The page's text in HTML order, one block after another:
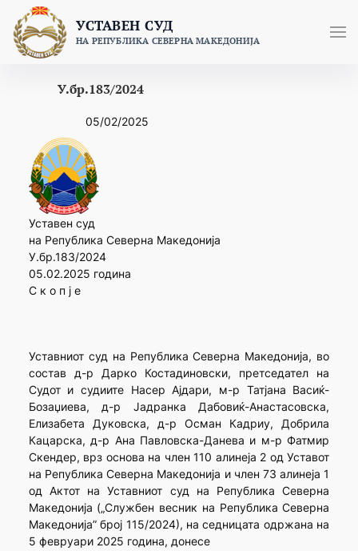
content
УСТАВЕН СУД
НА РЕПУБЛИКА СЕВЕРНА МАКЕДОНИЈА
У.бр.183/2024
05/02/2025
Уставен суд
на Република Северна Македонија
У.бр.183/2024
05.02.2025 година
С к о п ј е
Уставниот суд на Република Северна Македонија, во
состав д-р Дарко Костадиновски, претседател на
Судот и судиите Насер Ајдари, м-р Татјана Васиќ-
Бозаџиева, д-р Јадранка Дабовиќ-Анастасовска,
Елизабета Дуковска, д-р Осман Кадриу, Добрила
Кацарска, д-р Ана Павловска-Данева и м-р Фатмир
Скендер, врз основа на член 110 алинеја 2 од Уставот
на Република Северна Македонија и член 73 алинеја 1
од Актот на Уставниот суд на Република Северна
Македонија („Службен весник на Република Северна
Македонија” број 115/2024), на седницата одржана на
5 февруари 2025 година, донесе